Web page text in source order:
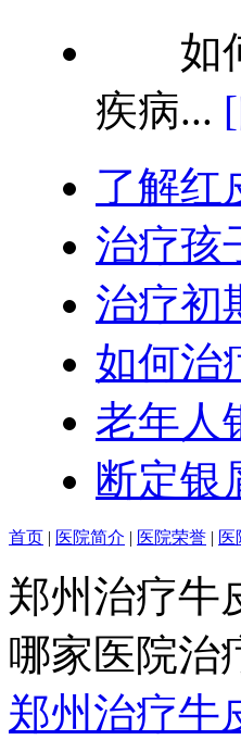
如何
疾病...
了解红
治疗孩
治疗初
如何治
老年人
断定银
首页 | 医院简介 | 医院荣誉 | 医
郑州治疗牛
哪家医院治
郑州治疗牛